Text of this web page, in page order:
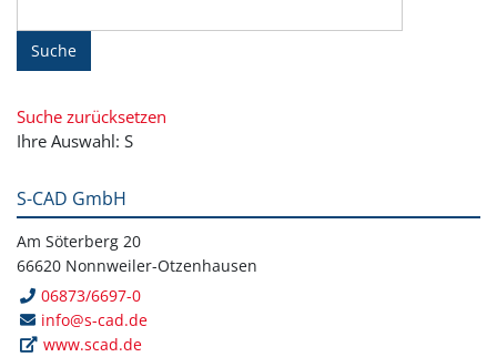
Suche
Suche zurücksetzen
Ihre Auswahl: S
S-CAD GmbH
Am Söterberg 20
66620 Nonnweiler-Otzenhausen
06873/6697-0
info@s-cad.de
www.scad.de